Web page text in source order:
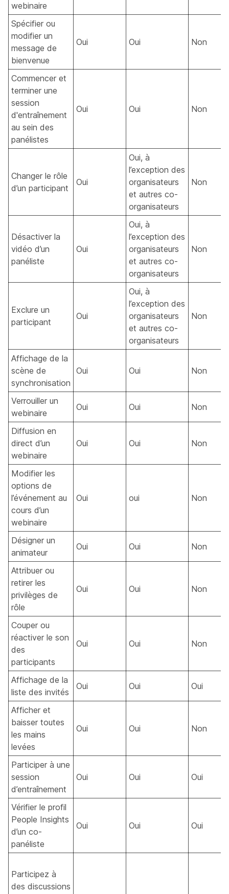
webinaire
Spécifier ou
modifier un
message de
bienvenue
Oui Oui Non
Commencer et
terminer une
session
d'entraînement
au sein des
panélistes
Oui Oui Non
Changer le rôle
d’un participant
Oui
Oui, à
l’exception des
organisateurs
et autres co-
organisateurs
Non
Désactiver la
vidéo d’un
panéliste
Oui
Oui, à
l’exception des
organisateurs
et autres co-
organisateurs
Non
Exclure un
participant
Oui
Oui, à
l’exception des
organisateurs
et autres co-
organisateurs
Non
Affichage de la
scène de
synchronisation
Oui Oui Non
Verrouiller un
webinaire
Oui Oui Non
Diffusion en
direct d’un
webinaire
Oui Oui Non
Modifier les
options de
l’événement au
cours d’un
webinaire
Oui oui Non
Désigner un
animateur
Oui Oui Non
Attribuer ou
retirer les
privilèges de
rôle
Oui Oui Non
Couper ou
réactiver le son
des
participants
Oui Oui Non
Affichage de la
liste des invités
Oui Oui Oui
Afficher et
baisser toutes
les mains
levées
Oui Oui Non
Participer à une
session
d’entraînement
Oui Oui Oui
Vérifier le profil
People Insights
d’un co-
panéliste
Oui Oui Oui
Participez à
des discussions